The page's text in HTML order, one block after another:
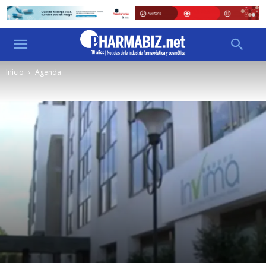
Inicio Agenda